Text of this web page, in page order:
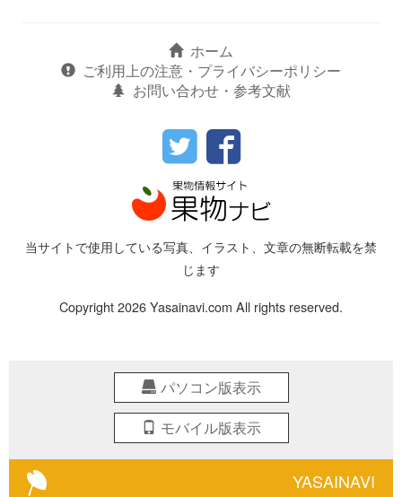
ホーム
ご利用上の注意・プライバシーポリシー
お問い合わせ・参考文献
当サイトで使用している写真、イラスト、文章の無断転載を禁
じます
Copyright 2026 Yasainavi.com All rights reserved.
パソコン版表示
モバイル版表示
YASAINAVI